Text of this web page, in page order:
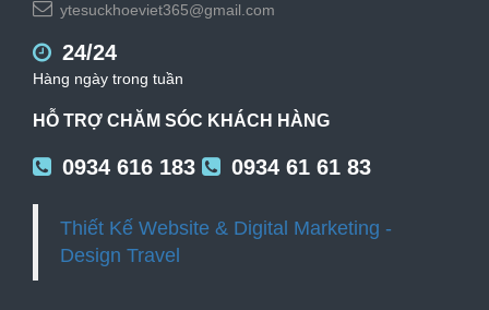
ytesuckhoeviet365@gmail.com
24/24
Hàng ngày trong tuần
HỖ TRỢ CHĂM SÓC KHÁCH HÀNG
0934 616 183 0934 61 61 83
Thiết Kế Website & Digital Marketing -
Design Travel